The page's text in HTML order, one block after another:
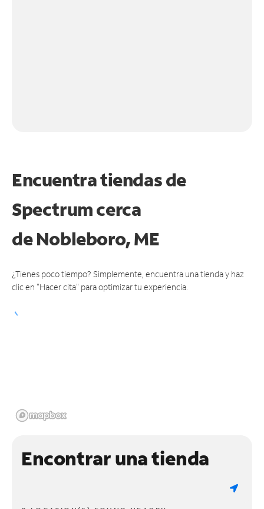
Encuentra tiendas de
Spectrum cerca
deNobleboro, ME
¿Tienes poco tiempo? Simplemente, encuentra una tienda y haz
clic en "Hacer cita" para optimizar tu experiencia.
Encontrar una tienda